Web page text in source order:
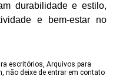
durabilidade e estilo,
e bem-estar no
escritórios, Arquivos para
não deixe de entrar em contato